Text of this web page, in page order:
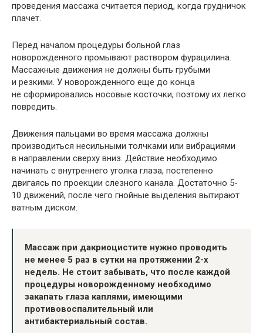
проведения массажа считается период, когда грудничок
плачет.
Перед началом процедуры больной глаз
новорожденного промывают раствором фурацилина.
Массажные движения не должны быть грубыми
и резкими. У новорожденного еще до конца
не сформировались носовые косточки, поэтому их легко
повредить.
Движения пальцами во время массажа должны
производиться несильными толчками или вибрациями
в направлении сверху вниз. Действие необходимо
начинать с внутреннего уголка глаза, постепенно
двигаясь по проекции слезного канала. Достаточно 5-
10 движений, после чего гнойные выделения вытирают
ватным диском.
Массаж при дакриоцистите нужно проводить
не менее 5 раз в сутки на протяжении 2-х
недель. Не стоит забывать, что после каждой
процедуры новорожденному необходимо
закапать глаза каплями, имеющими
противовоспалительный или
антибактериальный состав.